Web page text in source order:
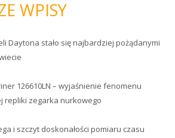
WPISY
Daytona stało się najbardziej pożądanymi
126610LN – wyjaśnienie fenomenu
repliki zegarka nurkowego
i szczyt doskonałości pomiaru czasu